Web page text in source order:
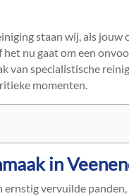
staan wij, als
nu gaat om een
van specialistische
momenten.​
in
vervuilde